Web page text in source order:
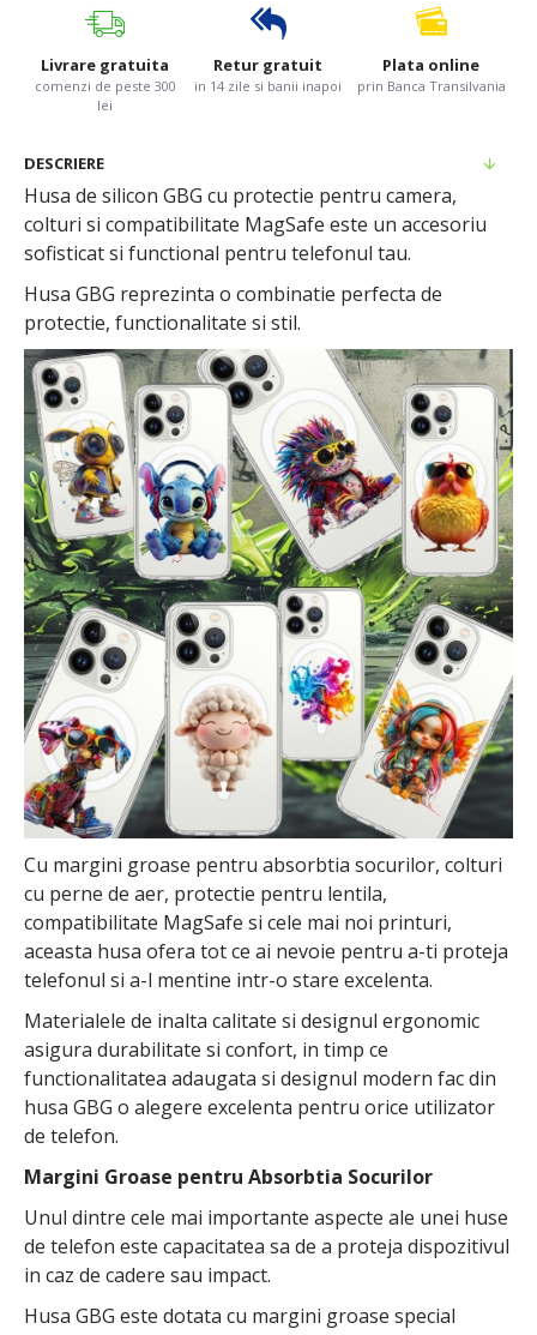
Livrare gratuita
comenzi de peste 300
lei
Retur gratuit
in 14 zile si banii inapoi
Plata online
prin Banca Transilvania
DESCRIERE
Husa de silicon GBG cu protectie pentru camera,
colturi si compatibilitate MagSafe este un accesoriu
sofisticat si functional pentru telefonul tau.
Husa GBG reprezinta o combinatie perfecta de
protectie, functionalitate si stil.
Cu margini groase pentru absorbtia socurilor, colturi
cu perne de aer, protectie pentru lentila,
compatibilitate MagSafe si cele mai noi printuri,
aceasta husa ofera tot ce ai nevoie pentru a-ti proteja
telefonul si a-l mentine intr-o stare excelenta.
Materialele de inalta calitate si designul ergonomic
asigura durabilitate si confort, in timp ce
functionalitatea adaugata si designul modern fac din
husa GBG o alegere excelenta pentru orice utilizator
de telefon.
Margini Groase pentru Absorbtia Socurilor
Unul dintre cele mai importante aspecte ale unei huse
de telefon este capacitatea sa de a proteja dispozitivul
in caz de cadere sau impact.
Husa GBG este dotata cu margini groase special